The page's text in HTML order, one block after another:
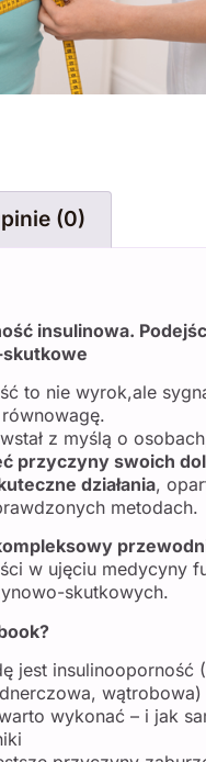
(0)
insulinowa.
to nie wyrok,ale
z myślą o
przyczyny swoich
działania,
metodach.
w ujęciu medycyny
skutkowych.
jest insulinooporność
wątrobowa)
wykonać – i jak